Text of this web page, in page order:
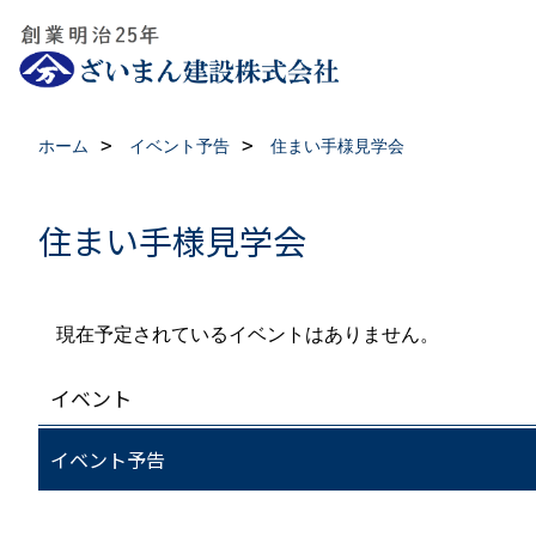
ホーム イベント予告 住まい手様見学会
住まい手様見学会
現在予定されているイベントはありません。
イベント
イベント予告